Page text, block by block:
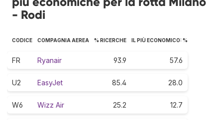
- Rodi
CODICE COMPAGNIA AEREA % RICERCHE IL PIÙ ECONOMICO: %
FR Ryanair 93.9 57.6
U2 EasyJet 85.4 28.0
W6 Wizz Air 25.2 12.7